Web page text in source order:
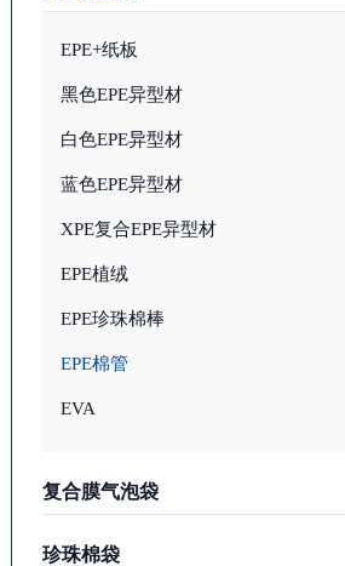
EPE+纸板
黑色EPE异型材
白色EPE异型材
蓝色EPE异型材
XPE复合EPE异型材
EPE植绒
EPE珍珠棉棒
EPE棉管
EVA
复合膜气泡袋
珍珠棉袋